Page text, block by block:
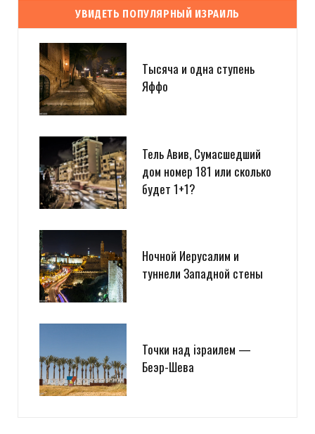
УВИДЕТЬ ПОПУЛЯРНЫЙ ИЗРАИЛЬ
Тысяча и одна ступень
Яффо
Тель Авив, Сумасшедший
дом номер 181 или сколько
будет 1+1?
Ночной Иерусалим и
туннели Западной стены
Точки над iзраилем —
Беэр-Шева